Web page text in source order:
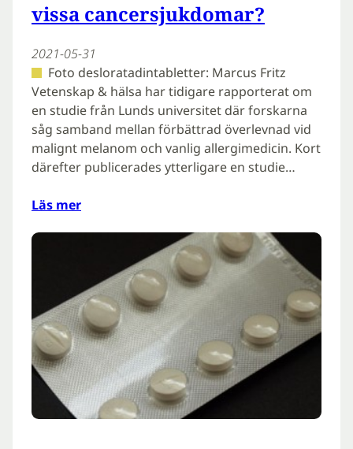
vissa cancersjukdomar?
2021-05-31
Foto desloratadintabletter: Marcus Fritz
Vetenskap & hälsa har tidigare rapporterat om
en studie från Lunds universitet där forskarna
såg samband mellan förbättrad överlevnad vid
malignt melanom och vanlig allergimedicin. Kort
därefter publicerades ytterligare en studie…
Läs mer